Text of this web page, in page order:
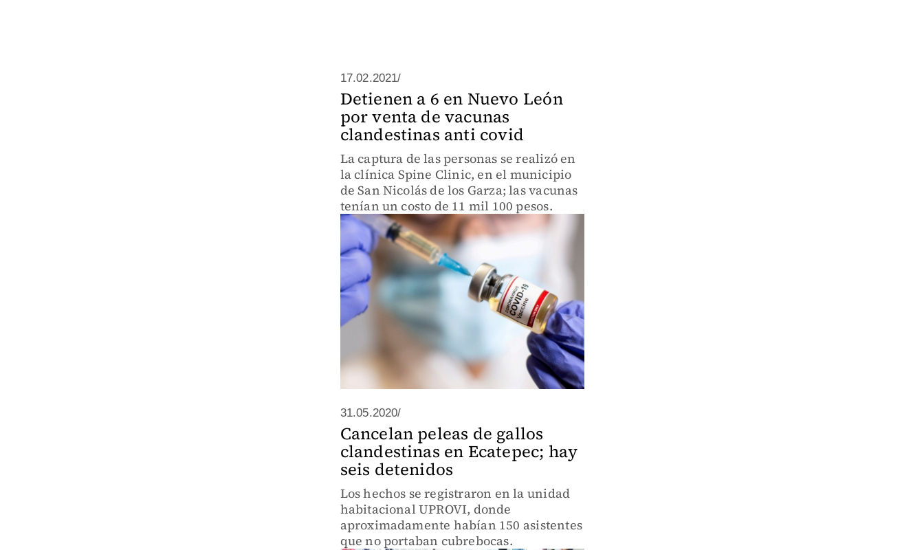
17.02.2021/
Detienen a 6 en Nuevo León
por venta de vacunas
clandestinas anti covid
La captura de las personas se realizó en
la clínica Spine Clinic, en el municipio
de San Nicolás de los Garza; las vacunas
tenían un costo de 11 mil 100 pesos.
31.05.2020/
Cancelan peleas de gallos
clandestinas en Ecatepec; hay
seis detenidos
Los hechos se registraron en la unidad
habitacional UPROVI, donde
aproximadamente habían 150 asistentes
que no portaban cubrebocas.